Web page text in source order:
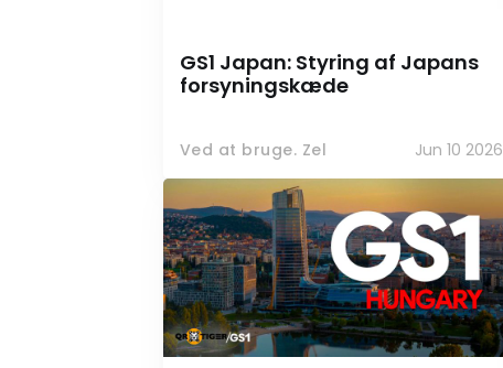
GS1 Japan: Styring af Japans
forsyningskæde
Ved at bruge. Zel Jun 10 2026